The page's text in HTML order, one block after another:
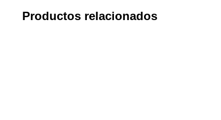
Productos relacionados